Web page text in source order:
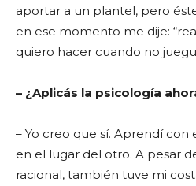
aportar a un plantel, pero
en ese momento me dije:
quiero hacer cuando no
– ¿Aplicás la psicología
– Yo creo que sí. Aprendí
en el lugar del otro. A pesar
racional, también tuve mi